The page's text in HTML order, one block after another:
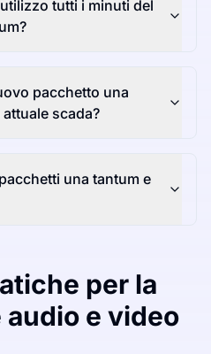
tutti i minuti del
pacchetto una
scada?
una tantum e
per la
e video